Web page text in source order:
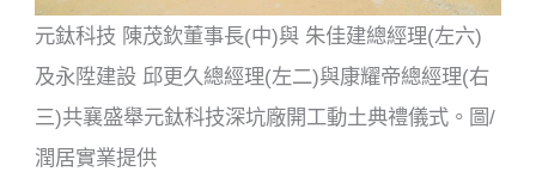
元鈦科技 陳茂欽董事長(中)與 朱佳建總經理(左六)
及永陞建設 邱更久總經理(左二)與康耀帝總經理(右
三)共襄盛舉元鈦科技深坑廠開工動土典禮儀式。圖/
潤居實業提供